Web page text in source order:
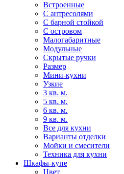
Встроенные
С антресолями
С барной стойкой
С островом
Малогабаритные
Модульные
Скрытые ручки
Размер
Мини-кухни
Узкие
3 кв. м.
5 кв. м.
6 кв. м.
9 кв. м.
Все для кухни
Варианты отделки
Мойки и смесители
Техника для кухни
Шкафы-купе
Цвет